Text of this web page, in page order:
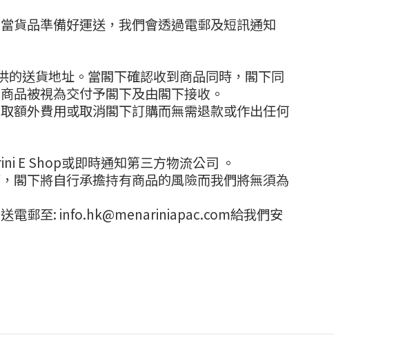
貨品準備好運送，我們會透過電郵及短訊通知
送貨地址。當閣下確認收到商品同時，閣下同
品被視為交付予閣下及由閣下接收。
額外費用或取消閣下訂購而無需退款或作出任何
E Shop或即時通知第三方物流公司 。
閣下將自行承擔持有商品的風險而我們將無須為
電郵至: info.hk@menariniapac.com給我們安